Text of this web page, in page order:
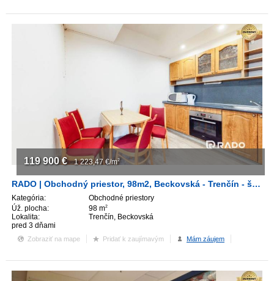
RADO | Obchodný priestor, 98m2, Beckovská - Trenčín - širšie centrum
Kategória:
Obchodné priestory
Úž. plocha:
98 m2
Lokalita:
Trenčín, Beckovská
pred 3 dňami
119 900 € 1 223,47 €/m2
Zobraziť na mape Pridať k zaujímavým Mám záujem